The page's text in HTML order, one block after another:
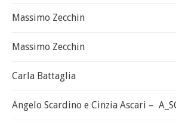
Massimo Zecchin
Massimo Zecchin
Carla Battaglia
Angelo Scardino e Cinzia Ascari –